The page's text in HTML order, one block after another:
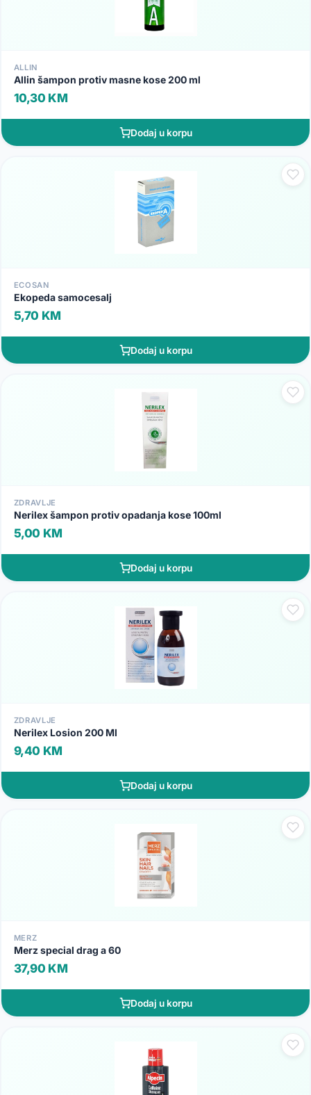
ALLIN
Allin šampon protiv masne kose 200 ml
10,30 KM
Dodaj u korpu
ECOSAN
Ekopeda samocesalj
5,70 KM
Dodaj u korpu
ZDRAVLJE
Nerilex šampon protiv opadanja kose 100ml
5,00 KM
Dodaj u korpu
ZDRAVLJE
Nerilex Losion 200 Ml
9,40 KM
Dodaj u korpu
MERZ
Merz special drag a 60
37,90 KM
Dodaj u korpu